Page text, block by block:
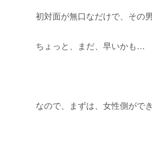
初対面が無口なだけで、その
ちょっと、まだ、早いかも…
なので、まずは、女性側がで